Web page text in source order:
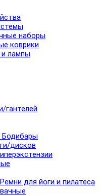
наборы
коврики
и лампы
гантелей
дисков
для йоги и пилатеса